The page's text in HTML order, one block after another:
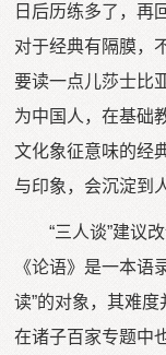
日后历练多了，再
对于经典有隔膜，
要读一点儿莎士比
为中国人，在基础
文化象征意味的经
与印象，会沉淀到
“三人谈”建议
《论语》是一本语
读”的对象，其难
在诸子百家专题中